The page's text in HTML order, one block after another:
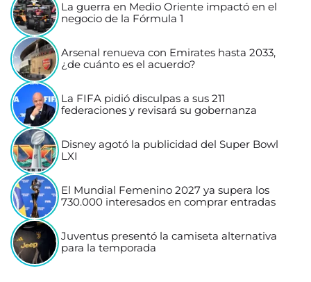
La guerra en Medio Oriente impactó en el
negocio de la Fórmula 1
Arsenal renueva con Emirates hasta 2033,
¿de cuánto es el acuerdo?
La FIFA pidió disculpas a sus 211
federaciones y revisará su gobernanza
Disney agotó la publicidad del Super Bowl
LXI
El Mundial Femenino 2027 ya supera los
730.000 interesados en comprar entradas
Juventus presentó la camiseta alternativa
para la temporada